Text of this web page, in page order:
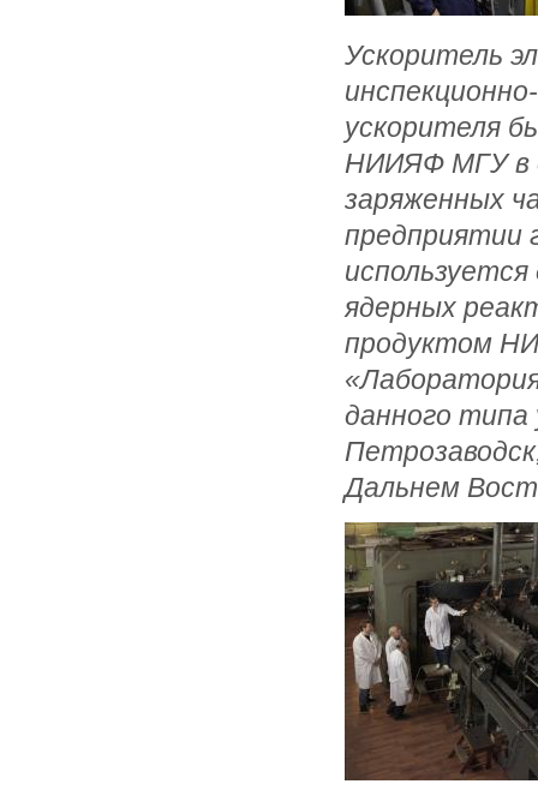
Ускоритель
ускорителя
НИИЯФ МГУ в
заряженных
предприятии
ядерных
продуктом
данного
Дальнем